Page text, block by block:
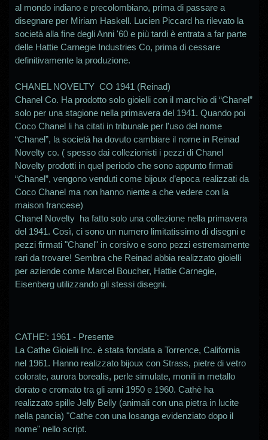
al mondo indiano e precolombiano, prima di passare a
disegnare per Miriam Haskell. Lucien Piccard ha rilevato la
società alla fine degli Anni '60 e più tardi è entrata a far parte
delle Hattie Carnegie Industries Co, prima di cessare
definitivamente la produzione.
CHANEL NOVELTY CO 1941 (Reinad)
Chanel Co. Ha prodotto solo gioielli con il marchio di “Chanel”
solo per una stagione nella primavera del 1941. Quando poi
Coco Chanel li ha citati in tribunale per l'uso del nome
“Chanel”, la società ha dovuto cambiare il nome in Reinad
Novelty co. ( spesso dai collezionisti i pezzi di Chanel
Novelty prodotti in quel periodo che sono appunto firmati
“Chanel”, vengono venduti come bijoux d’epoca realizzati da
Coco Chanel ma non hanno niente a che vedere con la
maison francese)
Chanel Novelty ha fatto solo una collezione nella primavera
del 1941. Così, ci sono un numero limitatissimo di disegni e
pezzi firmati "Chanel" in corsivo e sono pezzi estremamente
rari da trovare! Sembra che Reinad abbia realizzato gioielli
per aziende come Marcel Boucher, Hattie Carnegie,
Eisenberg utilizzando gli stessi disegni.
CATHE’: 1961 - Presente
La Cathe Gioielli Inc. è stata fondata a Torrence, California
nel 1961. Hanno realizzato bijoux con Strass, pietre di vetro
colorate, aurora borealis, perle simulate, monili in metallo
dorato e cromato tra gli anni 1950 e 1960. Cathè ha
realizzato spille Jelly Belly (animali con una pietra in lucite
nella pancia) "Cathe con una losanga evidenziato dopo il
nome" nello script.